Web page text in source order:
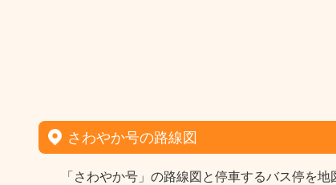
さわやか号の路線図
「さわやか号」の路線図と停車するバス停を地